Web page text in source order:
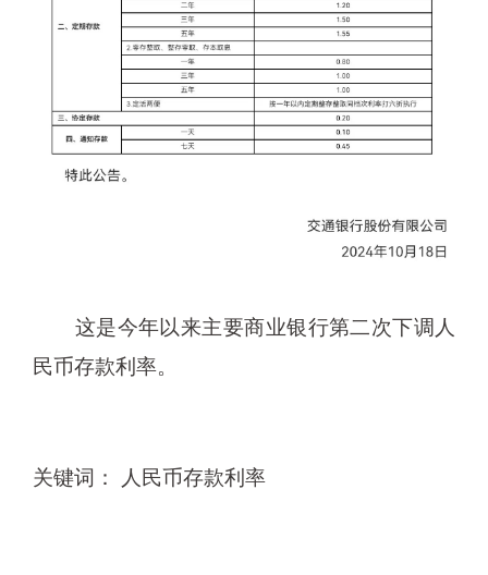
这是今年以来主要商业银行第二次下调人
民币存款利率。
关键词： 人民币存款利率